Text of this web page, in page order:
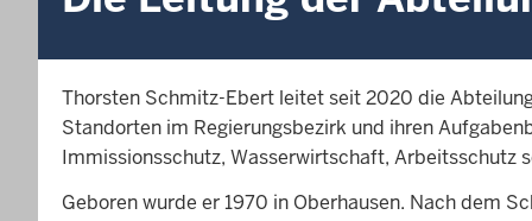
Thorsten Schmitz-Ebert leitet seit 2020 die
Standorten im Regierungsbezirk und ihren
Immissionsschutz, Wasserwirtschaft, Arbeitsschutz
Geboren wurde er 1970 in Oberhausen. Nach dem